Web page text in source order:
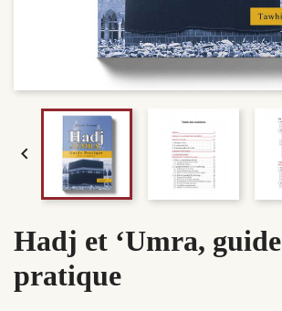

Hadj et ‘Umra, guide
pratique